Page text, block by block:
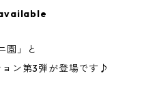
園」と
ョン第3弾が登場です♪